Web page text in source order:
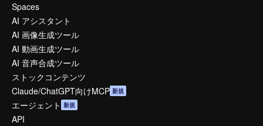
Spaces
AI アシスタント
AI 画像生成ツール
AI 動画生成ツール
AI 音声合成ツール
ストックコンテンツ
Claude/ChatGPT向けMCP 新規
エージェント 新規
API